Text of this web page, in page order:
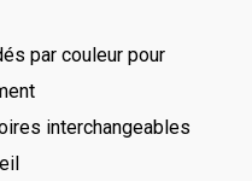
par couleur pour
interchangeables